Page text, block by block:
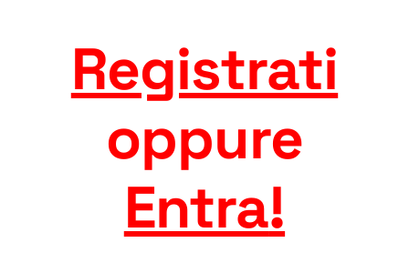
Registrati
oppure
Entra!